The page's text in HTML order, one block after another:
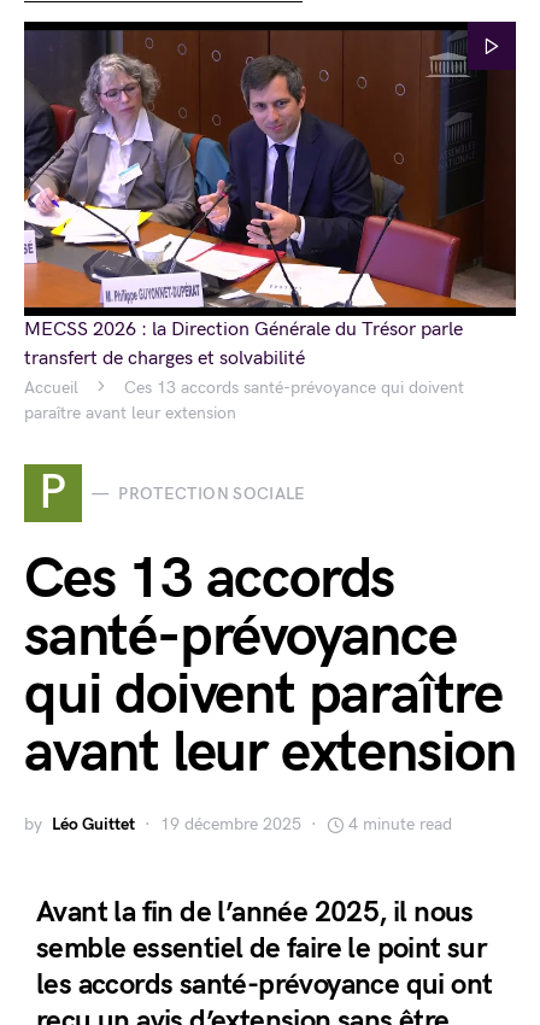
Accueil
Ces 13 accords santé-prévoyance qui doivent
paraître avant leur extension
P PROTECTION SOCIALE
Ces 13 accords
santé-prévoyance
qui doivent paraître
avant leur extension
by Léo Guittet 19 décembre 2025 4 minute read
Avant la fin de l’année 2025, il nous
semble essentiel de faire le point sur
les accords santé-prévoyance qui ont
MECSS 2026 : la Direction Générale du Trésor parle
transfert de charges et solvabilité